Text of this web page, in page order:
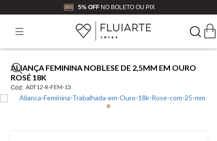
5% OFFNO BOLETO OU PIX
ALIANÇA FEMININA NOBLESE DE 2,5MM EM OURO
ROSÉ 18K
Cód: ADT12-R-FEM-13